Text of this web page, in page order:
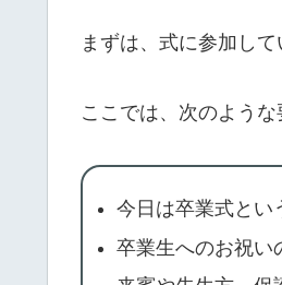
まずは、式に参加し
ここでは、次のような
今日は卒業式とい
卒業生へのお祝い